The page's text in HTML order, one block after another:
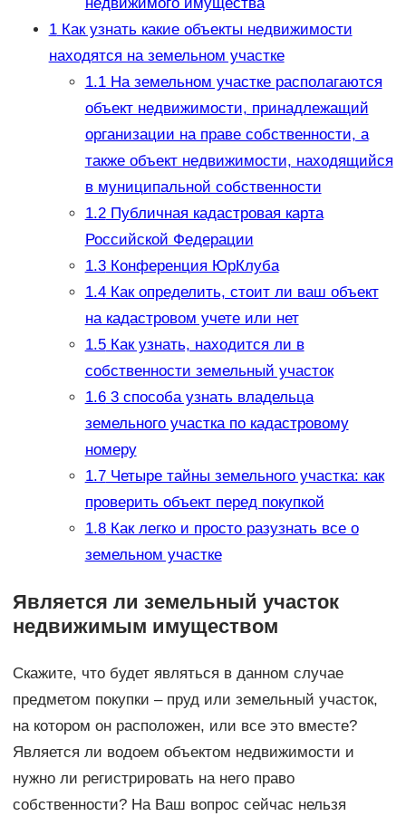
недвижимого имущества
1Как узнать какие объекты недвижимости
находятся на земельном участке
1.1На земельном участке располагаются
объект недвижимости, принадлежащий
организации на праве собственности, а
также объект недвижимости, находящийся
в муниципальной собственности
1.2Публичная кадастровая карта
Российской Федерации
1.3Конференция ЮрКлуба
1.4Как определить, стоит ли ваш объект
на кадастровом учете или нет
1.5Как узнать, находится ли в
собственности земельный участок
1.63 способа узнать владельца
земельного участка по кадастровому
номеру
1.7Четыре тайны земельного участка: как
проверить объект перед покупкой
1.8Как легко и просто разузнать все о
земельном участке
Является ли земельный участок
недвижимым имуществом
Скажите, что будет являться в данном случае
предметом покупки – пруд или земельный участок,
на котором он расположен, или все это вместе?
Является ли водоем объектом недвижимости и
нужно ли регистрировать на него право
собственности? На Ваш вопрос сейчас нельзя